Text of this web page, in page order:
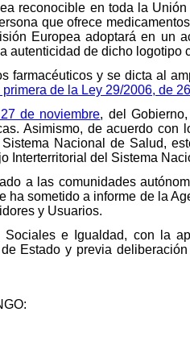
reconocible en toda la
que ofrece
Europea adoptará en un
autenticidad de dicho logotipo
farmacéuticos y se dicta al
de la Ley 29/2006, de
de noviembre, del
Asimismo, de acuerdo con
Nacional de Salud,
Interterritorial del Sistema
a las comunidades
sometido a informe de la
y Usuarios.
e Igualdad, con la
Estado y previa